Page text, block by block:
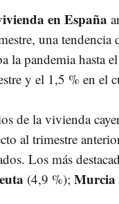
en España
una tendencia
la pandemia hasta
y el 1,5 % en el
de la vivienda
al trimestre
Los más
(4,9 %); Murcia